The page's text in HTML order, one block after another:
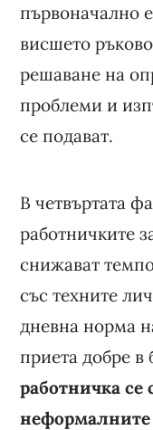
първоначално
висшето
решаване на
проблеми и
се подават.
В четвъртата
работничките
снижават
със техните
дневна норма
приета добре в
работничка се